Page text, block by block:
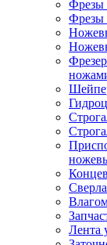
Фрезы
Сверла
Лента